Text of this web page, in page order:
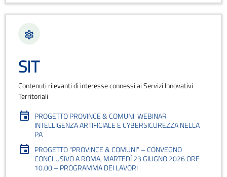
SIT
Contenuti rilevanti di interesse connessi ai Servizi Innovativi
Territoriali
PROGETTO PROVINCE & COMUNI: WEBINAR
INTELLIGENZA ARTIFICIALE E CYBERSICUREZZA NELLA
PA
PROGETTO “PROVINCE & COMUNI” – CONVEGNO
CONCLUSIVO A ROMA, MARTEDÌ 23 GIUGNO 2026 ORE
10.00 – PROGRAMMA DEI LAVORI